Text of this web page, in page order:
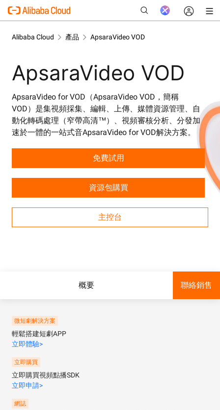
Alibaba Cloud 產品 ApsaraVideo VOD
ApsaraVideo VOD
ApsaraVideo for VOD（ApsaraVideo VOD，簡稱
VOD）是集視頻採集、編輯、上傳、媒體資源管理、自
動化轉碼處理（窄帶高清™）、視頻審核分析、分發加
速於一體的一站式音ApsaraVideo for VOD解決方案。
免費試用
資源包購買
主控台
概要 聯絡銷售
微短劇解決方案
輕鬆搭建短劇APP
立即體驗>
立即購買
立即購買視頻點播SDK
立即申請>
網誌